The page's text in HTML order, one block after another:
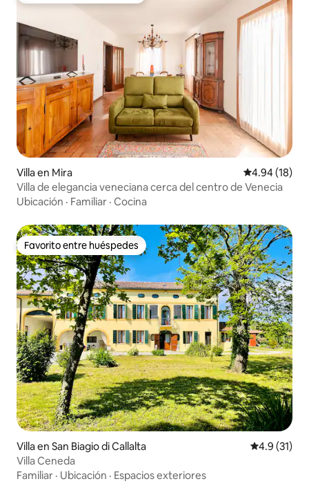
Villa en Mira Calificación
4.94 (18)
Villa de elegancia veneciana cerca del centro de Venecia
Ubicación · Familiar · Cocina
Favorito entre huéspedes
Favorito entre huéspedes
Villa en San Biagio di Callalta Calificación
4.9 (31)
Villa Ceneda
Familiar · Ubicación · Espacios exteriores